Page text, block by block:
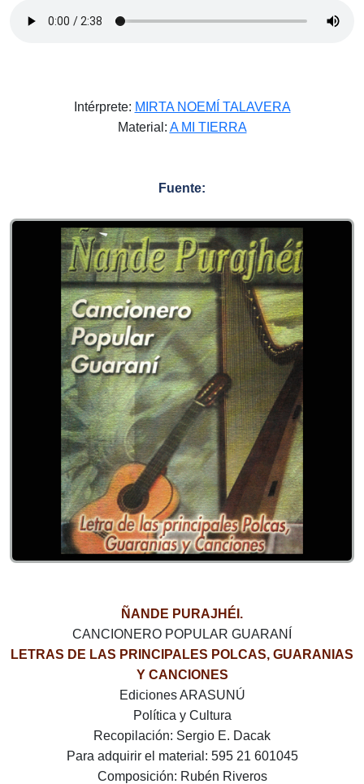
Intérprete: MIRTA NOEMÍ TALAVERA
Material: A MI TIERRA
Fuente:
ÑANDE PURAJHÉI.
CANCIONERO POPULAR GUARANÍ
LETRAS DE LAS PRINCIPALES POLCAS, GUARANIAS
Y CANCIONES
Ediciones ARASUNÚ
Política y Cultura
Recopilación: Sergio E. Dacak
Para adquirir el material: 595 21 601045
Composición: Rubén Riveros